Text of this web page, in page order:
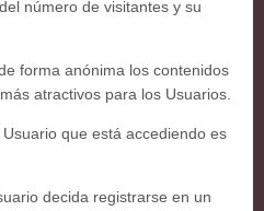
número de visitantes y su
anónima los contenidos
atractivos para los Usuarios.
que está accediendo es
decida registrarse en un